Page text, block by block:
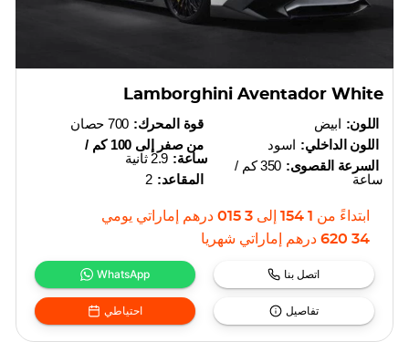
Lamborghini Aventador White
قوة المحرك: 700 حصان
من صفر إلى 100 كم /
ساعة: 2.9 ثانية
المقاعد: 2
اللون: ابيض
اللون الداخلي: اسود
السرعة القصوى:
350 كم /
ساعة
ابتداءً من 1 154 إلى 3 015 درهم إماراتي يومي
34 620
درهم إماراتي شهريا
WhatsApp اتصل بنا
احتياطي تفاصيل